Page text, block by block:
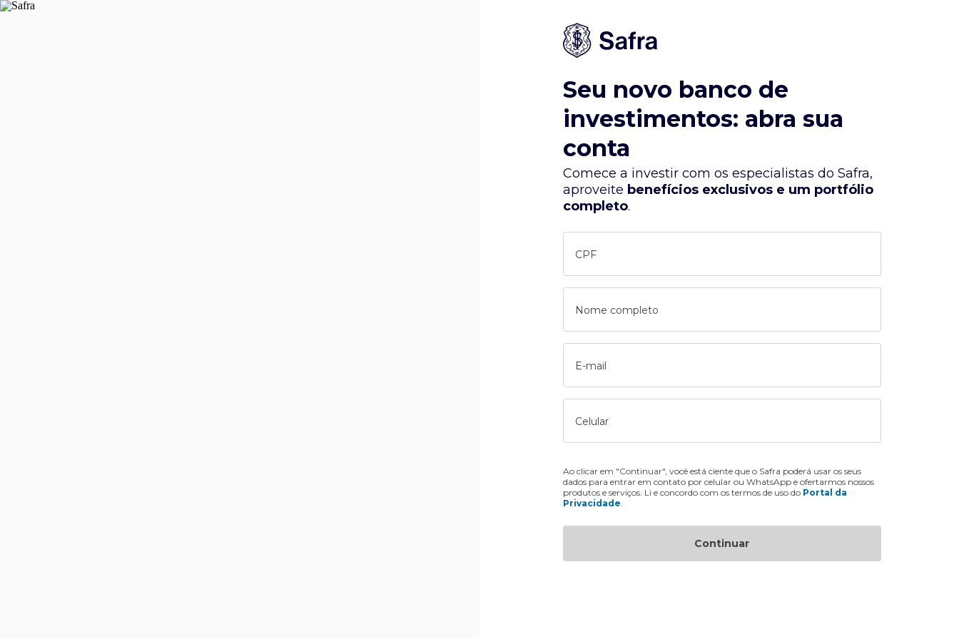
Seu novo banco de
investimentos: abra sua
conta
Comece a investir com os especialistas do Safra,
aproveite benefícios exclusivos e um portfólio
completo.
CPF
Nome completo
E-mail
Celular
Ao clicar em "Continuar", você está ciente que o Safra poderá usar os seus
dados para entrar em contato por celular ou WhatsApp e ofertarmos nossos
produtos e serviços. Li e concordo com os termos de uso do Portal da
Privacidade
Continuar